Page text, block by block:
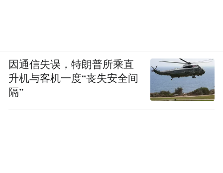
因通信失误，特朗普所乘直
升机与客机一度“丧失安全间
隔”